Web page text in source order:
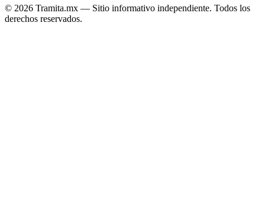
© 2026 Tramita.mx — Sitio informativo independiente. Todos los
derechos reservados.